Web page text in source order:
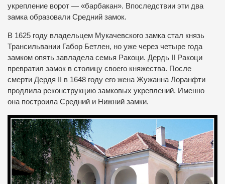
укрепление ворот — «барбакан». Впоследствии эти два
замка образовали Средний замок.
В 1625 году владельцем Мукачевского замка стал князь
Трансильвании Габор Бетлен, но уже через четыре года
замком опять завладела семья Ракоци. Дердь ІІ Ракоци
превратил замок в столицу своего княжества. После
смерти Дердя II в 1648 году его жена Жужанна Лоранфти
продлила реконструкцию замковых укреплений. Именно
она построила Средний и Нижний замки.